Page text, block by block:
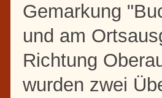
Gemarkung
und am
Richtung
wurden zwei